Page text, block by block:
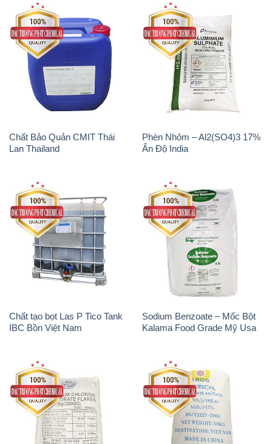
Chất Bảo Quản CMIT Thái
Lan Thailand
Phèn Nhôm – Al2(SO4)3 17%
Ấn Độ India
Chất tạo bọt Las P Tico Tank
IBC Bồn Việt Nam
Sodium Benzoate – Mốc Bột
Kalama Food Grade Mỹ Usa